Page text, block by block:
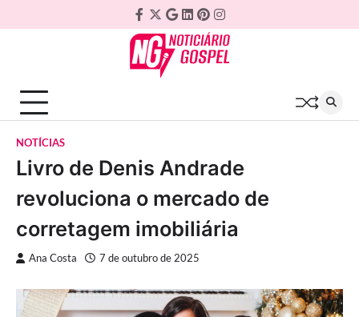
to
Facebook
Twitter
Google
Plus
Linkedin
Pinterest
Instagram
NOTÍCIAS
Livro de Denis Andrade
revoluciona o mercado de
corretagem imobiliária
Ana Costa 7 de outubro de 2025